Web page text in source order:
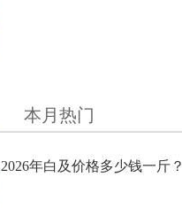
本月热门
2026年白及价格多少钱一斤？